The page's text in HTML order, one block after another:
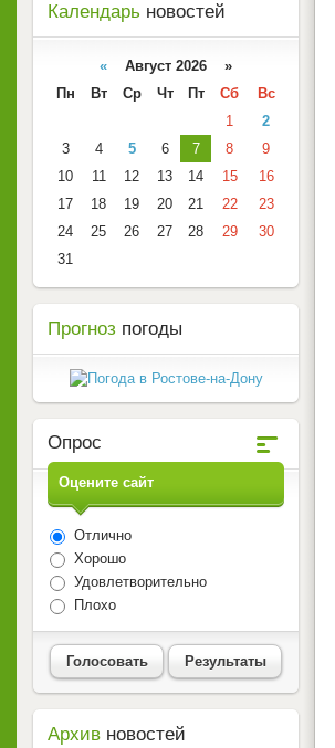
Календарь новостей
« Август 2026 »
Пн
Вт Ср Чт Пт Сб
Вс
1
2
3
4 5 6 7 8
9
10
11 12 13 14 15
16
17
18 19 20 21 22
23
24
25 26 27 28 29
30
31
Прогноз погоды
Опрос
Оцените сайт
Отлично
Хорошо
Удовлетворительно
Плохо
Голосовать Результаты
Архив новостей